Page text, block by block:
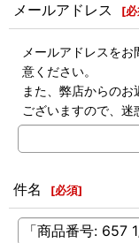
メールアドレス [
メールアドレスを
意ください。
また、弊店からの
ございますので、迷
件名 [必須]